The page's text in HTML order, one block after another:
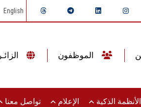
English
الأنظمة الذكية الإعلام تواصل معنا